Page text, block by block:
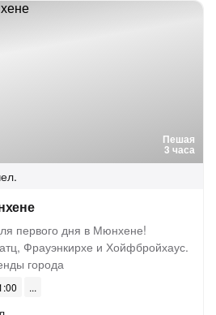
Пешая
3 часа
первого дня в Мюнхене!
Фрауэнкирхе и Хойфбройхаус.
города